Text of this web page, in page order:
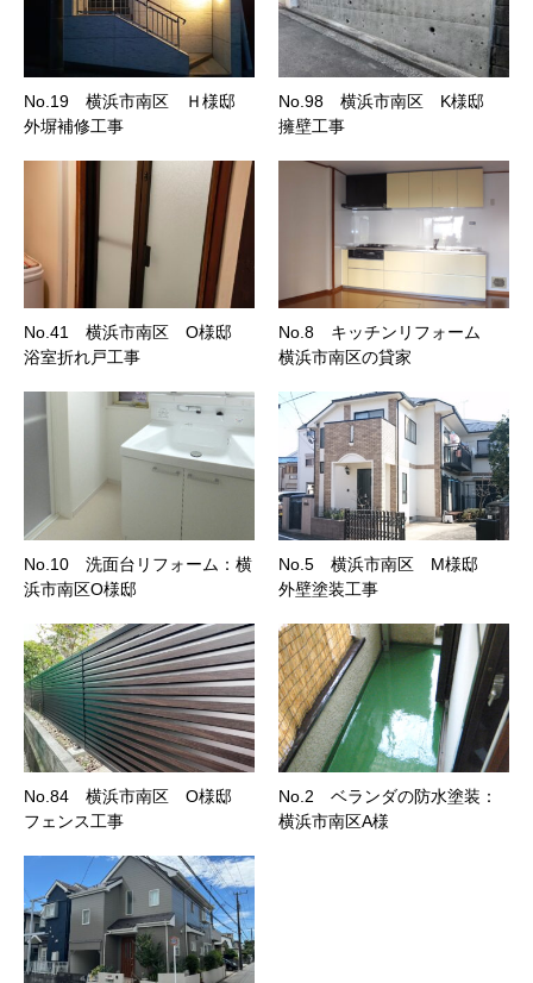
No.19 横浜市南区 Ｈ様邸
外塀補修工事
No.98 横浜市南区 K様邸
擁壁工事
No.41 横浜市南区 O様邸
浴室折れ戸工事
No.8 キッチンリフォーム
横浜市南区の貸家
No.10 洗面台リフォーム：横
浜市南区O様邸
No.5 横浜市南区 M様邸
外壁塗装工事
No.84 横浜市南区 O様邸
フェンス工事
No.2 ベランダの防水塗装：
横浜市南区A様